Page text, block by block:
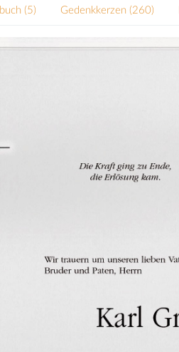
(5) Gedenkkerzen (260)